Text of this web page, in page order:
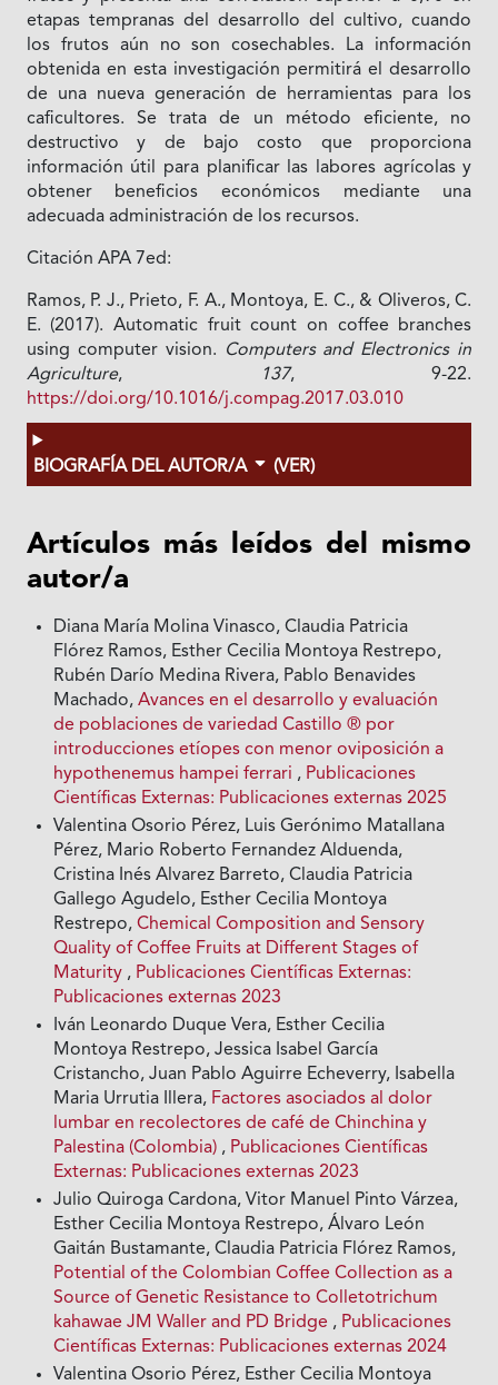
etapas tempranas del desarrollo del cultivo, cuando
los frutos aún no son cosechables. La información
obtenida en esta investigación permitirá el desarrollo
de una nueva generación de herramientas para los
caficultores. Se trata de un método eficiente, no
destructivo y de bajo costo que proporciona
información útil para planificar las labores agrícolas y
obtener beneficios económicos mediante una
adecuada administración de los recursos.
Citación APA 7ed:
Ramos, P. J., Prieto, F. A., Montoya, E. C., & Oliveros, C.
E. (2017). Automatic fruit count on coffee branches
using computer vision.
Computers and Electronics in
Agriculture, 137, 9-22.
https://doi.org/10.1016/j.compag.2017.03.010
BIOGRAFÍA DEL AUTOR/A (VER)
Artículos más leídos del mismo
autor/a
Diana María Molina Vinasco, Claudia Patricia
Flórez Ramos, Esther Cecilia Montoya Restrepo,
Rubén Darío Medina Rivera, Pablo Benavides
Machado,Avances en el desarrollo y evaluación
de poblaciones de variedad Castillo ® por
introducciones etíopes con menor oviposición a
hypothenemus hampei ferrari , Publicaciones
Científicas Externas: Publicaciones externas 2025
Valentina Osorio Pérez, Luis Gerónimo Matallana
Pérez, Mario Roberto Fernandez Alduenda,
Cristina Inés Alvarez Barreto, Claudia Patricia
Gallego Agudelo, Esther Cecilia Montoya
Restrepo,Chemical Composition and Sensory
Quality of Coffee Fruits at Different Stages of
Maturity , Publicaciones Científicas Externas:
Publicaciones externas 2023
Iván Leonardo Duque Vera, Esther Cecilia
Montoya Restrepo, Jessica Isabel García
Cristancho, Juan Pablo Aguirre Echeverry, Isabella
Maria Urrutia Illera, Factores asociados al dolor
lumbar en recolectores de café de Chinchina y
Palestina (Colombia) , Publicaciones Científicas
Externas: Publicaciones externas 2023
Julio Quiroga Cardona, Vitor Manuel Pinto Várzea,
Esther Cecilia Montoya Restrepo, Álvaro León
Gaitán Bustamante, Claudia Patricia Flórez Ramos,
Potential of the Colombian Coffee Collection as a
Source of Genetic Resistance to Colletotrichum
kahawae JM Waller and PD Bridge , Publicaciones
Científicas Externas: Publicaciones externas 2024
Valentina Osorio Pérez, Esther Cecilia Montoya